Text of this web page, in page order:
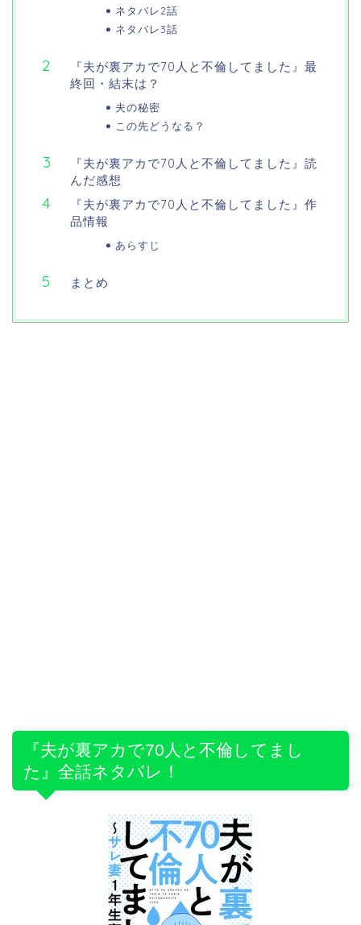
ネタバレ2話
ネタバレ3話
『夫が裏アカで70人と不倫してました』最
終回・結末は？
夫の秘密
この先どうなる？
『夫が裏アカで70人と不倫してました』読
んだ感想
『夫が裏アカで70人と不倫してました』作
品情報
あらすじ
まとめ
『夫が裏アカで70人と不倫してまし
た』全話ネタバレ！